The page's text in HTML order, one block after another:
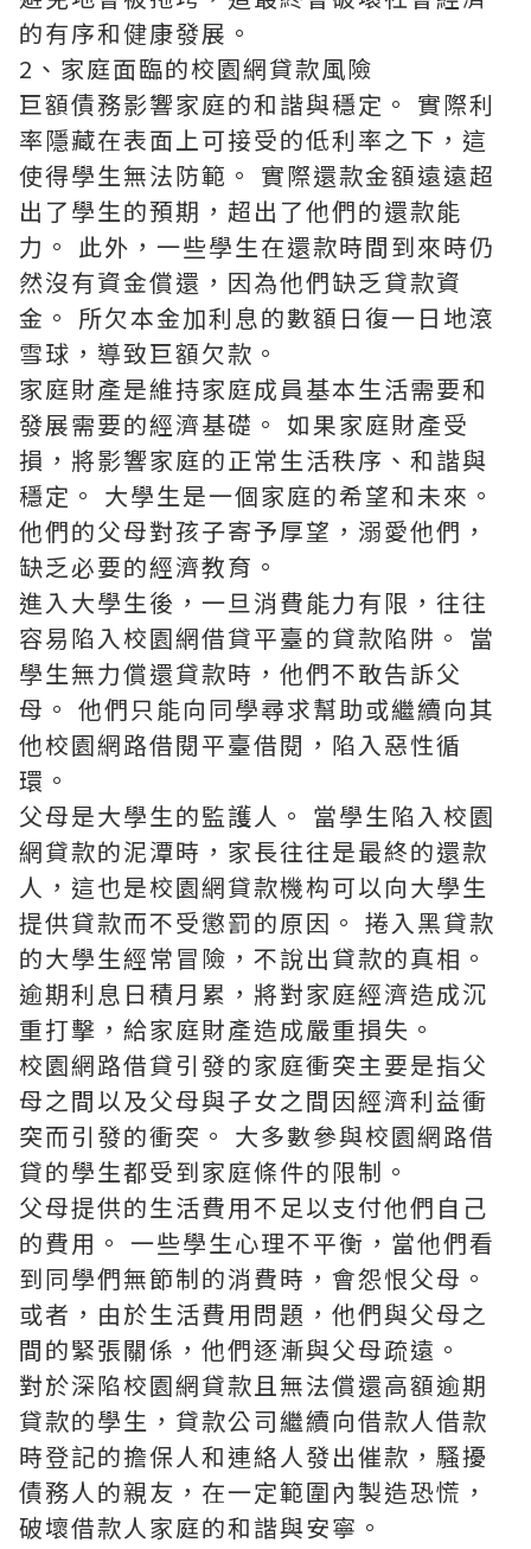
的有序和健康發展。
2、家庭面臨的校園網貸款風險
巨額債務影響家庭的和諧與穩定。 實際利
率隱藏在表面上可接受的低利率之下，這
使得學生無法防範。 實際還款金額遠遠超
出了學生的預期，超出了他們的還款能
力。 此外，一些學生在還款時間到來時仍
然沒有資金償還，因為他們缺乏貸款資
金。 所欠本金加利息的數額日復一日地滾
雪球，導致巨額欠款。
家庭財產是維持家庭成員基本生活需要和
發展需要的經濟基礎。 如果家庭財產受
損，將影響家庭的正常生活秩序、和諧與
穩定。 大學生是一個家庭的希望和未來。
他們的父母對孩子寄予厚望，溺愛他們，
缺乏必要的經濟教育。
進入大學生後，一旦消費能力有限，往往
容易陷入校園網借貸平臺的貸款陷阱。 當
學生無力償還貸款時，他們不敢告訴父
母。 他們只能向同學尋求幫助或繼續向其
他校園網路借閱平臺借閱，陷入惡性循
環。
父母是大學生的監護人。 當學生陷入校園
網貸款的泥潭時，家長往往是最終的還款
人，這也是校園網貸款機构可以向大學生
提供貸款而不受懲罰的原因。 捲入黑貸款
的大學生經常冒險，不說出貸款的真相。
逾期利息日積月累，將對家庭經濟造成沉
重打擊，給家庭財產造成嚴重損失。
校園網路借貸引發的家庭衝突主要是指父
母之間以及父母與子女之間因經濟利益衝
突而引發的衝突。 大多數參與校園網路借
貸的學生都受到家庭條件的限制。
父母提供的生活費用不足以支付他們自己
的費用。 一些學生心理不平衡，當他們看
到同學們無節制的消費時，會怨恨父母。
或者，由於生活費用問題，他們與父母之
間的緊張關係，他們逐漸與父母疏遠。
對於深陷校園網貸款且無法償還高額逾期
貸款的學生，貸款公司繼續向借款人借款
時登記的擔保人和連絡人發出催款，騷擾
債務人的親友，在一定範圍內製造恐慌，
破壞借款人家庭的和諧與安寧。